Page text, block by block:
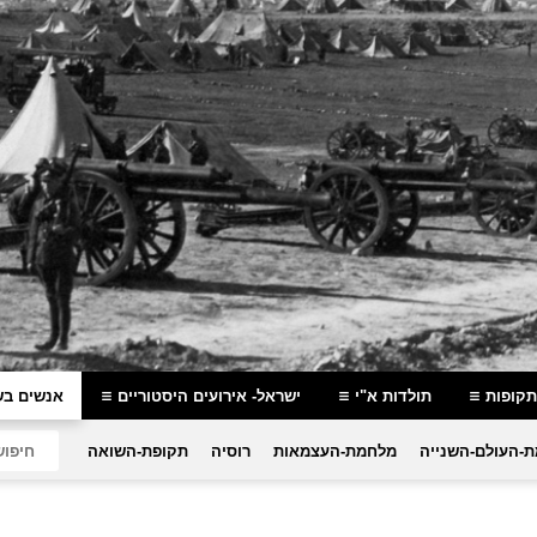
תקופות תולדות א"י ישראל- אירועים היסטוריים אנשים
העולם-השנייה מלחמת-העצמאות רוסיה תקופת-השואה